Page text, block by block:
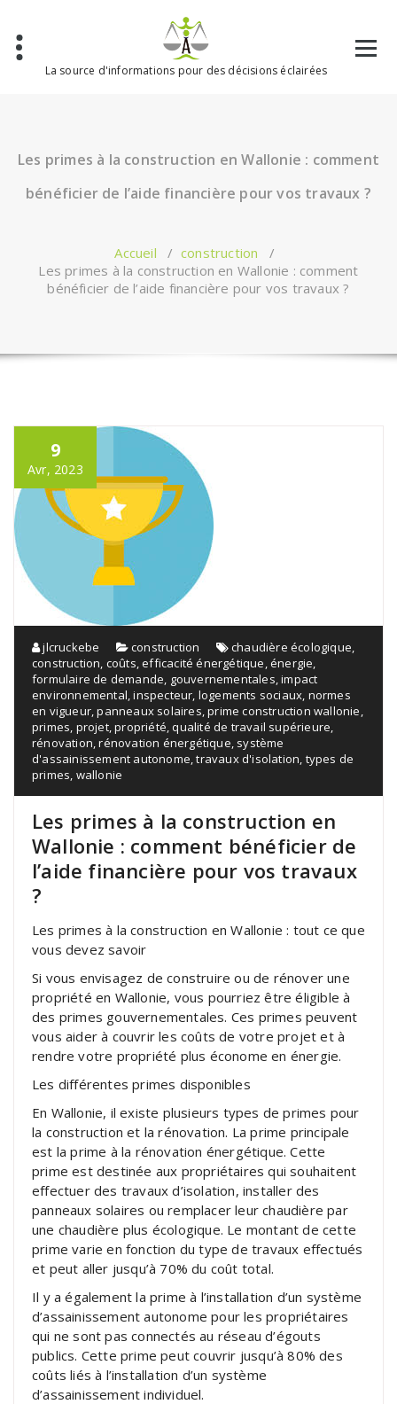
contenu
La source d'informations pour des décisions éclairées
Les primes à la construction en Wallonie : comment
bénéficier de l’aide financière pour vos travaux ?
Accueil / construction /
Les primes à la construction en Wallonie : comment
bénéficier de l’aide financière pour vos travaux ?
9
Avr, 2023
jlcruckebe construction chaudière écologique
construction coûts ,efficacité énergétique ,énergie
formulaire de demande gouvernementales ,impact
environnemental ,inspecteur logements sociaux normes
en vigueur ,panneaux solaires ,prime construction wallonie
primes projet,propriété ,qualité de travail supérieure
rénovation ,rénovation énergétique système
d'assainissement autonome ,travaux d'isolation types de
primes wallonie
Les primes à la construction en
Wallonie : comment bénéficier de
l’aide financière pour vos travaux
?
Les primes à la construction en Wallonie : tout ce que
vous devez savoir
Si vous envisagez de construire ou de rénover une
propriété en Wallonie, vous pourriez être éligible à
des primes gouvernementales. Ces primes peuvent
vous aider à couvrir les coûts de votre projet et à
rendre votre propriété plus économe en énergie.
Les différentes primes disponibles
En Wallonie, il existe plusieurs types de primes pour
la construction et la rénovation. La prime principale
est la prime à la rénovation énergétique. Cette
prime est destinée aux propriétaires qui souhaitent
effectuer des travaux d’isolation, installer des
panneaux solaires ou remplacer leur chaudière par
une chaudière plus écologique. Le montant de cette
prime varie en fonction du type de travaux effectués
et peut aller jusqu’à 70% du coût total.
Il y a également la prime à l’installation d’un système
d’assainissement autonome pour les propriétaires
qui ne sont pas connectés au réseau d’égouts
publics. Cette prime peut couvrir jusqu’à 80% des
coûts liés à l’installation d’un système
d’assainissement individuel.